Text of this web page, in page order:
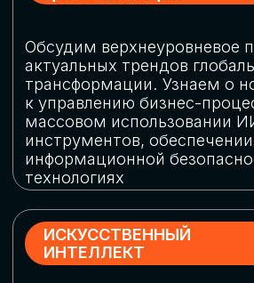
Выясним, как в наши дни уверенно
защищать свой бизнес от киберугроз
РОБОТИЗАЦИЯ
Узнаем, в каких отраслях ИИ
«материализуется», какие роботы
решают сложные бизнес-задачи, а где
только обсуждают концепции
роботизации и потенциальные бюджеты
на тестирование образцов